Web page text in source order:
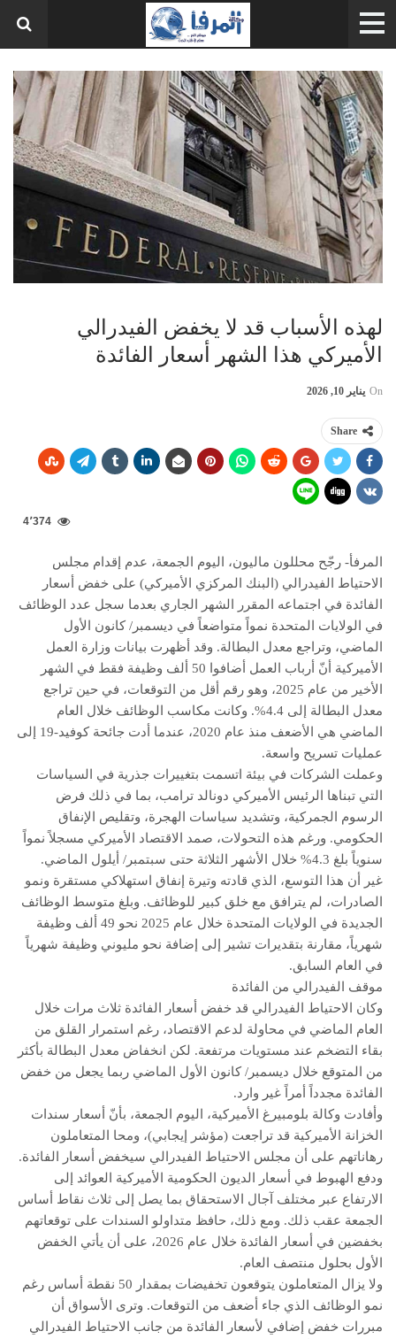
لهذه الأسباب قد لا يخفض الفيدرالي
الأميركي هذا الشهر أسعار الفائدة
On يناير 10, 2026
Share
4٬374
المرفأ- رجّح محللون ماليون، اليوم الجمعة، عدم إقدام مجلس
الاحتياط الفيدرالي (البنك المركزي الأميركي) على خفض أسعار
الفائدة في اجتماعه المقرر الشهر الجاري بعدما سجل عدد الوظائف
في الولايات المتحدة نمواً متواضعاً في ديسمبر/ كانون الأول
الماضي، وتراجع معدل البطالة. وقد أظهرت بيانات وزارة العمل
الأميركية أنّ أرباب العمل أضافوا 50 ألف وظيفة فقط في الشهر
الأخير من عام 2025، وهو رقم أقل من التوقعات، في حين تراجع
معدل البطالة إلى 4.4%. وكانت مكاسب الوظائف خلال العام
الماضي هي الأضعف منذ عام 2020، عندما أدت جائحة كوفيد-19 إلى
عمليات تسريح واسعة.
وعملت الشركات في بيئة اتسمت بتغييرات جذرية في السياسات
التي تبناها الرئيس الأميركي دونالد ترامب، بما في ذلك فرض
الرسوم الجمركية، وتشديد سياسات الهجرة، وتقليص الإنفاق
الحكومي. ورغم هذه التحولات، صمد الاقتصاد الأميركي مسجلاً نمواً
سنوياً بلغ 4.3% خلال الأشهر الثلاثة حتى سبتمبر/ أيلول الماضي.
غير أن هذا التوسع، الذي قادته وتيرة إنفاق استهلاكي مستقرة ونمو
الصادرات، لم يترافق مع خلق كبير للوظائف. وبلغ متوسط الوظائف
الجديدة في الولايات المتحدة خلال عام 2025 نحو 49 ألف وظيفة
شهرياً، مقارنة بتقديرات تشير إلى إضافة نحو مليوني وظيفة شهرياً
في العام السابق.
موقف الفيدرالي من الفائدة
وكان الاحتياط الفيدرالي قد خفض أسعار الفائدة ثلاث مرات خلال
العام الماضي في محاولة لدعم الاقتصاد، رغم استمرار القلق من
بقاء التضخم عند مستويات مرتفعة. لكن انخفاض معدل البطالة بأكثر
من المتوقع خلال ديسمبر/ كانون الأول الماضي ربما يجعل من خفض
الفائدة مجدداً أمراً غير وارد.
وأفادت وكالة بلومبيرغ الأميركية، اليوم الجمعة، بأنّ أسعار سندات
الخزانة الأميركية قد تراجعت (مؤشر إيجابي)، ومحا المتعاملون
رهاناتهم على أن مجلس الاحتياط الفيدرالي سيخفض أسعار الفائدة.
ودفع الهبوط في أسعار الديون الحكومية الأميركية العوائد إلى
الارتفاع عبر مختلف آجال الاستحقاق بما يصل إلى ثلاث نقاط أساس
الجمعة عقب ذلك. ومع ذلك، حافظ متداولو السندات على توقعاتهم
بخفضين في أسعار الفائدة خلال عام 2026، على أن يأتي الخفض
الأول بحلول منتصف العام.
ولا يزال المتعاملون يتوقعون تخفيضات بمقدار 50 نقطة أساس رغم
نمو الوظائف الذي جاء أضعف من التوقعات. وترى الأسواق أن
مبررات خفض إضافي لأسعار الفائدة من جانب الاحتياط الفيدرالي